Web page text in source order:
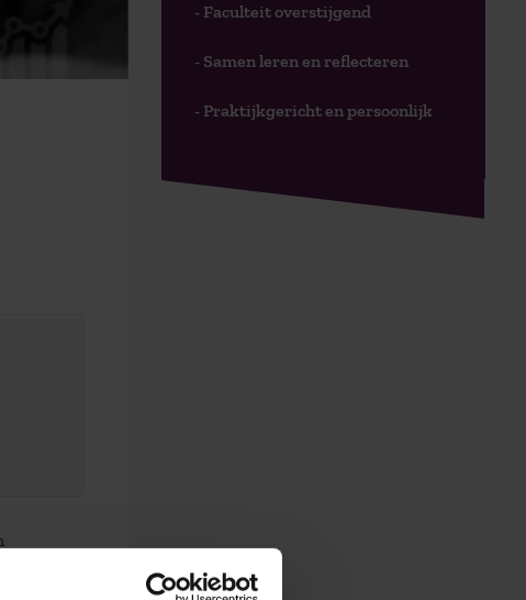
Het
- Faculteit overstijgend
- Samen leren en reflecteren
- Praktijkgericht en persoonlijk